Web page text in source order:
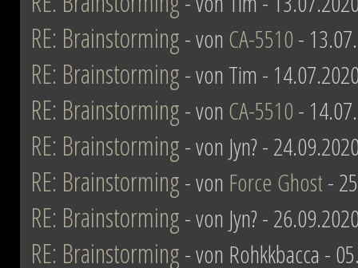
RE: Brainstorming- von CA-5510-
RE: Brainstorming- von Tim -
RE: Brainstorming- von CA-5510-
RE: Brainstorming- von Jyn? -
RE: Brainstorming- von Force Ghost-
RE: Brainstorming- von Jyn? -
RE: Brainstorming- von Rohkkbacca -